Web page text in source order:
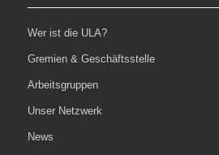
Wer ist die ULA?
Gremien & Geschäftsstelle
Arbeitsgruppen
Unser Netzwerk
News